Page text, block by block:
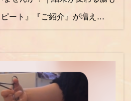
ート』『ご紹介』が増え…